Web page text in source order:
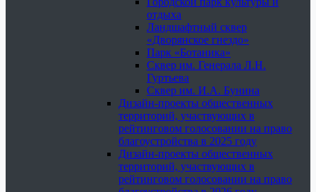
отдыха
Ландшафтный сквер
«Дворянское гнездо»
Парк «Ботаника»
Сквер им. Генерала Л.Н.
Гуртьева
Сквер им. И.А. Бунина
Дизайн-проекты общественных
территорий, участвующих в
рейтинговом голосовании на право
благоустройства в 2025 году
Дизайн-проекты общественных
территорий, участвующих в
рейтинговом голосовании на право